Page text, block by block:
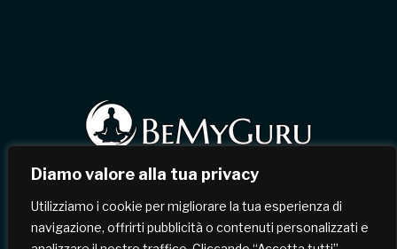
Diamo valore alla tua privacy
Utilizziamo i cookie per migliorare la tua esperienza di
navigazione, offrirti pubblicità o contenuti personalizzati e
Facebook
X
(Twitter)
InstagramPinterest